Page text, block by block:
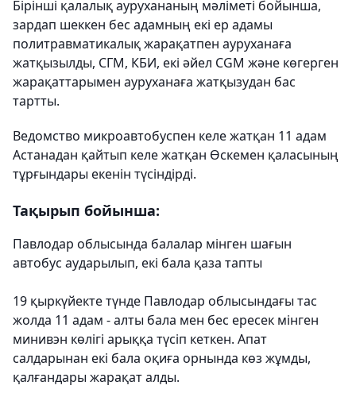
Бірінші қалалық аурухананың мәліметі бойынша,
зардап шеккен бес адамның екі ер адамы
политравматикалық жарақатпен ауруханаға
жатқызылды, СГМ, КБИ, екі әйел CGM және көгерген
жарақаттарымен ауруханаға жатқызудан бас
тартты.
Ведомство микроавтобуспен келе жатқан 11 адам
Астанадан қайтып келе жатқан Өскемен қаласының
тұрғындары екенін түсіндірді.
Тақырып бойынша:
Павлодар облысында балалар мінген шағын
автобус аударылып, екі бала қаза тапты
19 қыркүйекте түнде Павлодар облысындағы тас
жолда 11 адам - ​​алты бала мен бес ересек мінген
минивэн көлігі арыққа түсіп кеткен. Апат
салдарынан екі бала оқиға орнында көз жұмды,
қалғандары жарақат алды.